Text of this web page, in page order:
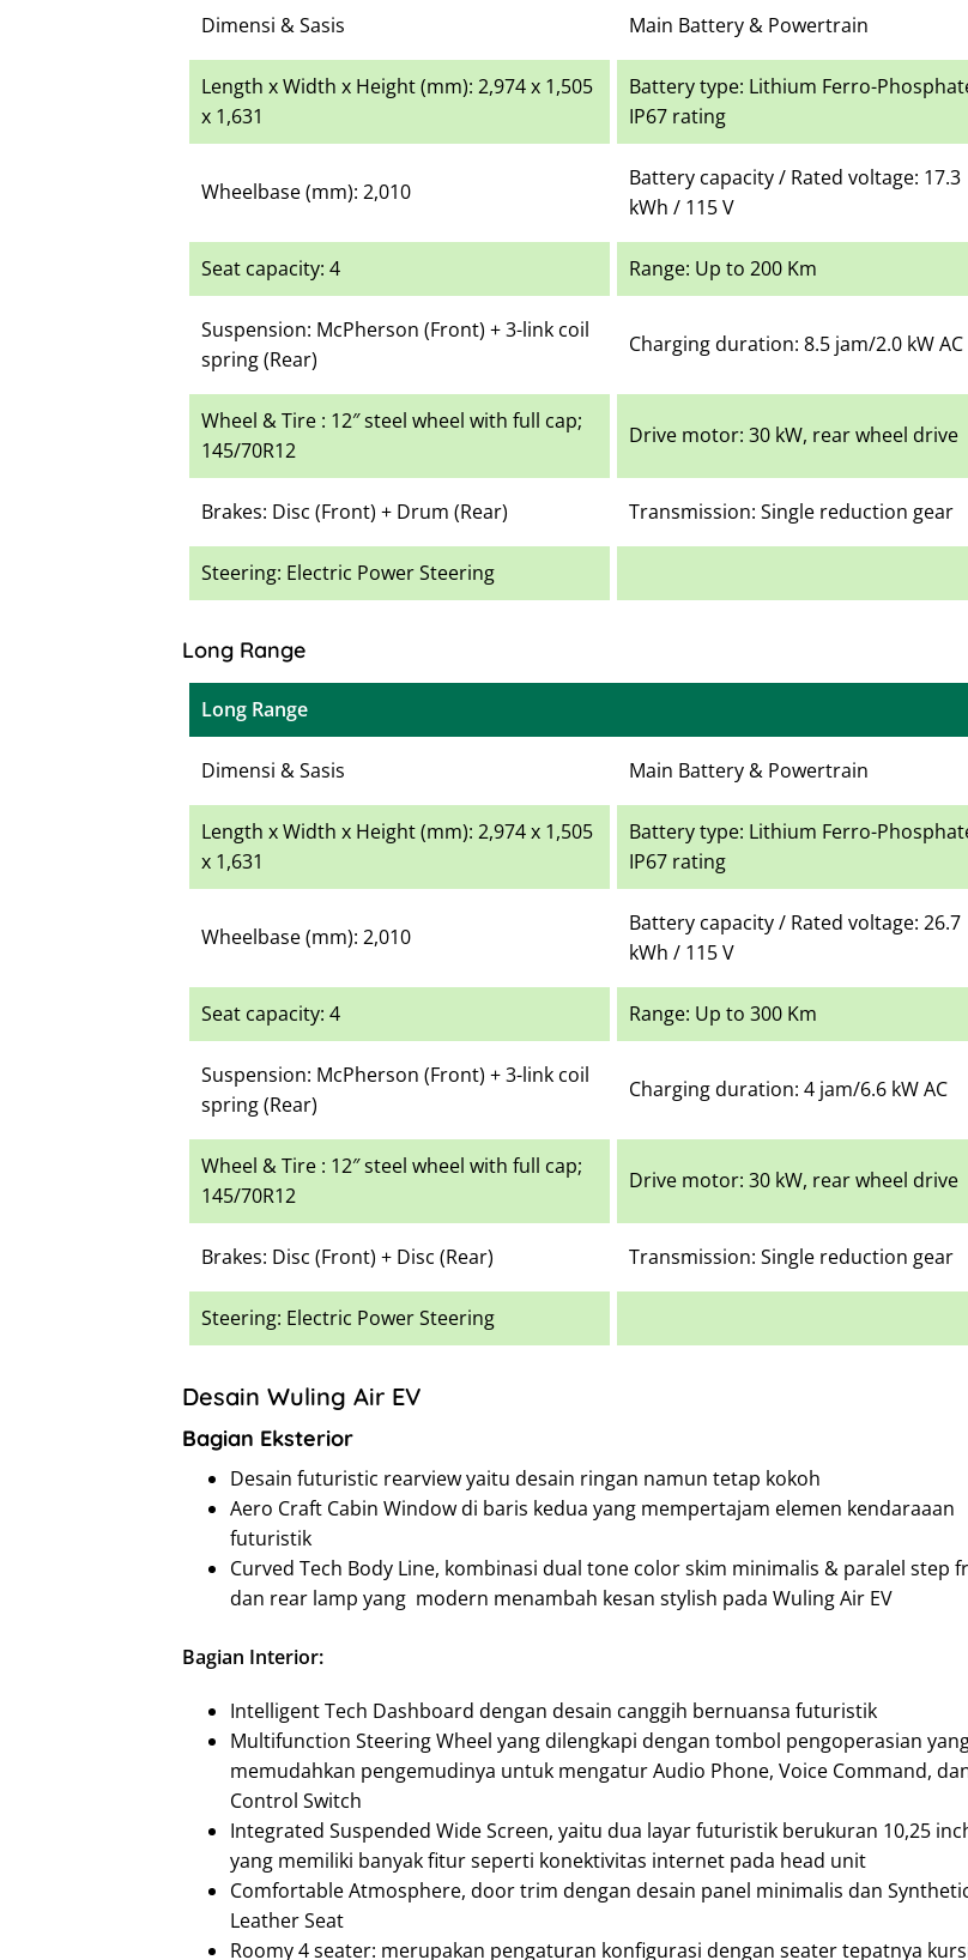
Dimensi & Sasis Main Battery & Powertrain
Length x Width x Height (mm): 2,974 x 1,505
x 1,631
Battery type: Lithium Ferro-
IP67 rating
Wheelbase (mm): 2,010
Battery capacity / Rated voltage: 17.3
kWh / 115 V
Seat capacity: 4 Range: Up to 200 Km
Suspension: McPherson (Front) + 3-link coil
spring (Rear)
Charging duration: 8.5 jam/2.0 kW AC
Wheel & Tire : 12″ steel wheel with full cap;
145/70R12
Drive motor: 30 kW, rear wheel drive
Brakes: Disc (Front) + Drum (Rear) Transmission: Single reduction gear
Steering: Electric Power Steering
Long Range
Long Range
Dimensi & Sasis Main Battery & Powertrain
Length x Width x Height (mm): 2,974 x 1,505
x 1,631
Battery type: Lithium Ferro-
IP67 rating
Wheelbase (mm): 2,010
Battery capacity / Rated voltage: 26.7
kWh / 115 V
Seat capacity: 4 Range: Up to 300 Km
Suspension: McPherson (Front) + 3-link coil
spring (Rear)
Charging duration: 4 jam/6.6 kW AC
Wheel & Tire : 12″ steel wheel with full cap;
145/70R12
Drive motor: 30 kW, rear wheel drive
Brakes: Disc (Front) + Disc (Rear) Transmission: Single reduction gear
Steering: Electric Power Steering
Desain Wuling Air EV
Bagian Eksterior
Desain futuristic rearview yaitu desain ringan namun tetap kokoh
Aero Craft Cabin Window di baris kedua yang mempertajam elemen kendaraaan
futuristik
Curved Tech Body Line, kombinasi dual tone color skim minimalis & paralel step
dan rear lamp yang modern menambah kesan stylish pada Wuling Air EV
Bagian Interior:
Intelligent Tech Dashboard dengan desain canggih bernuansa futuristik
Multifunction Steering Wheel yang dilengkapi dengan tombol pengoperasian
memudahkan pengemudinya untuk mengatur Audio Phone, Voice Command,
Control Switch
Integrated Suspended Wide Screen, yaitu dua layar futuristik berukuran 10,25
yang memiliki banyak fitur seperti konektivitas internet pada head unit
Comfortable Atmosphere, door trim dengan desain panel minimalis dan
Leather Seat
Roomy 4 seater: merupakan pengaturan konfigurasi dengan seater tepatnya